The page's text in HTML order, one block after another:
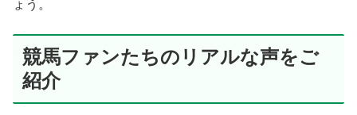
ょう。
競馬ファンたちのリアルな声をご
紹介